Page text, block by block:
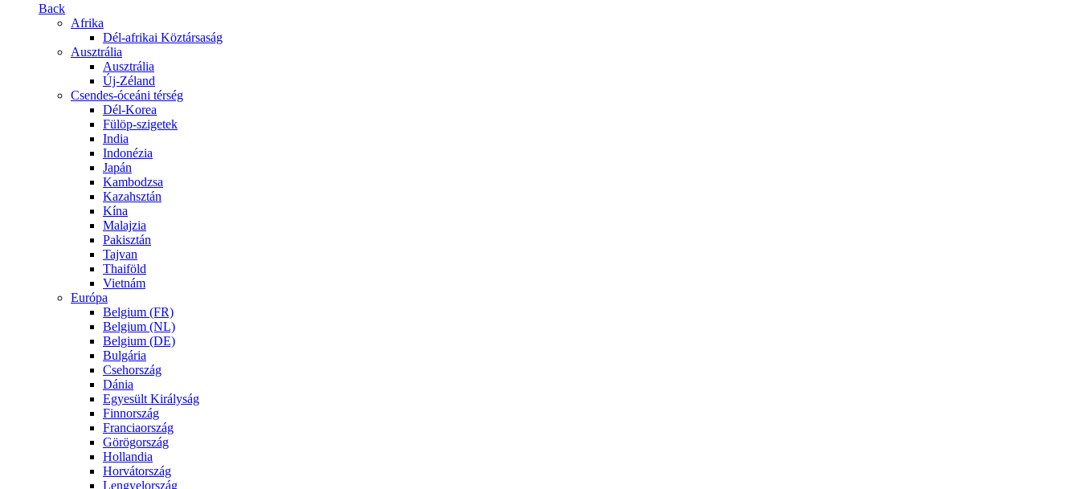
Back
Afrika
Dél-afrikai Köztársaság
Ausztrália
Ausztrália
Új-Zéland
Csendes-óceáni térség
Dél-Korea
Fülöp-szigetek
India
Indonézia
Japán
Kambodzsa
Kazahsztán
Kína
Malajzia
Pakisztán
Tajvan
Thaiföld
Vietnám
Európa
Belgium (FR)
Belgium (NL)
Belgium (DE)
Bulgária
Csehország
Dánia
Egyesült Királyság
Finnország
Franciaország
Görögország
Hollandia
Horvátország
Lengyelország